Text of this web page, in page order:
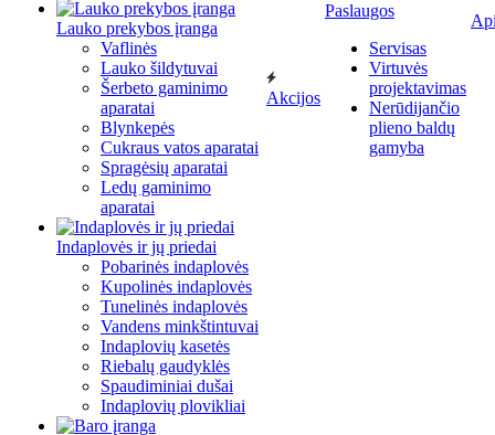
Lauko prekybos įranga
Vaflinės
Lauko šildytuvai
Šerbeto gaminimo
aparatai
Blynkepės
Cukraus vatos aparatai
Spragėsių aparatai
Ledų gaminimo
aparatai
Indaplovės ir jų priedai
Pobarinės indaplovės
Kupolinės indaplovės
Tunelinės indaplovės
Vandens minkštintuvai
Indaplovių kasetės
Riebalų gaudyklės
Spaudiminiai dušai
Indaplovių plovikliai
Akcijos
Paslaugos
Servisas
Virtuvės
projektavimas
Nerūdijančio
plieno baldų
gamyba